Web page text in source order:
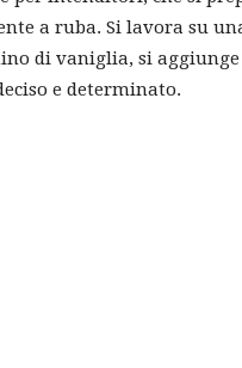
a ruba. Si lavora su
di vaniglia, si
e determinato.